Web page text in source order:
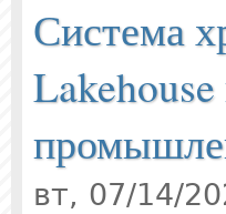
Система
вт, 07/14/